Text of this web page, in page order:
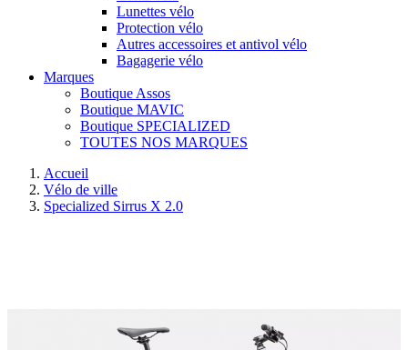
Lunettes vélo
Protection vélo
Autres accessoires et antivol vélo
Bagagerie vélo
Marques
Boutique Assos
Boutique MAVIC
Boutique SPECIALIZED
TOUTES NOS MARQUES
Accueil
Vélo de ville
Specialized Sirrus X 2.0